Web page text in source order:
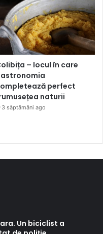
– locul în care
perfect
naturii
3 săptămâni ago
Un biciclist a